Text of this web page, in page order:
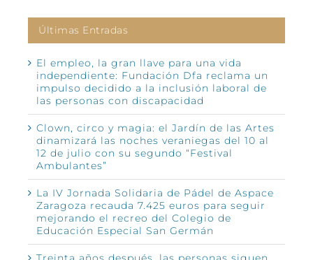
Últimas Entradas
El empleo, la gran llave para una vida
independiente: Fundación Dfa reclama un
impulso decidido a la inclusión laboral de
las personas con discapacidad
Clown, circo y magia: el Jardín de las Artes
dinamizará las noches veraniegas del 10 al
12 de julio con su segundo “Festival
Ambulantes”
La IV Jornada Solidaria de Pádel de Aspace
Zaragoza recauda 7.425 euros para seguir
mejorando el recreo del Colegio de
Educación Especial San Germán